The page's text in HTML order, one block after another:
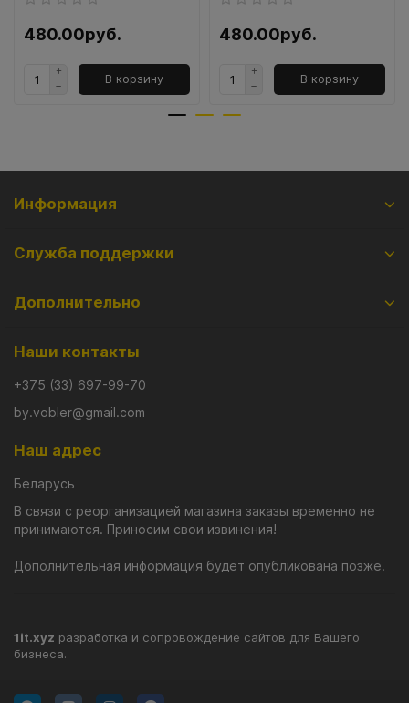
480.00руб.
В корзину
480.00руб.
В корзину
Информация
Служба поддержки
Дополнительно
Наши контакты
+375 (33) 697-99-70
by.vobler@gmail.com
Наш адрес
Беларусь
В связи с реорганизацией магазина заказы временно не
принимаются. Приносим свои извинения!
Дополнительная информация будет опубликована позже.
1it.xyz разработка и сопровождение сайтов для Вашего
бизнеса.